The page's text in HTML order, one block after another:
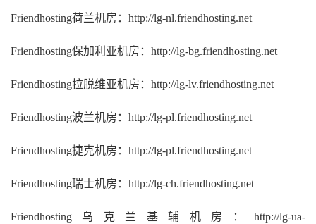
Friendhosting荷兰机房：http://lg-nl.friendhosting.net
Friendhosting保加利亚机房：http://lg-bg.friendhosting.net
Friendhosting拉脱维亚机房：http://lg-lv.friendhosting.net
Friendhosting波兰机房：http://lg-pl.friendhosting.net
Friendhosting捷克机房：http://lg-pl.friendhosting.net
Friendhosting瑞士机房：http://lg-ch.friendhosting.net
Friendhosting乌克兰基辅机房：http://lg-ua-